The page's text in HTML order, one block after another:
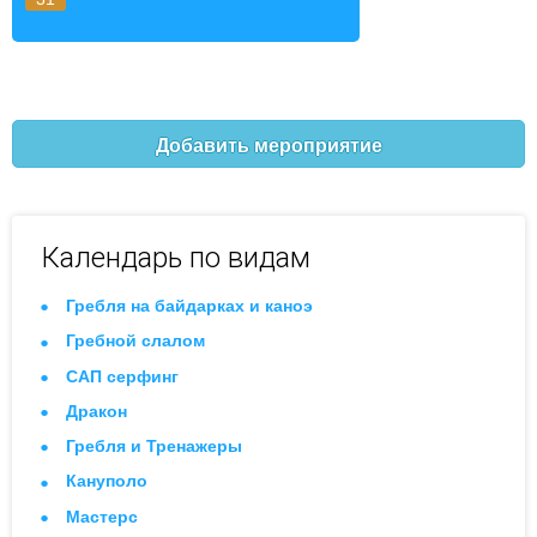
Добавить мероприятие
Календарь по видам
Гребля на байдарках и каноэ
Гребной слалом
САП серфинг
Дракон
Гребля и Тренажеры
Кануполо
Мастерс